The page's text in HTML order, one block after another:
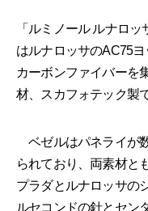
「ルミノール ルナロ
はルナロッサのAC75
カーボンファイバーを
材、スカフォテック製
ベゼルはパネライが
られており、両素材と
プラダとルナロッサの
ルセコンドの針とセン